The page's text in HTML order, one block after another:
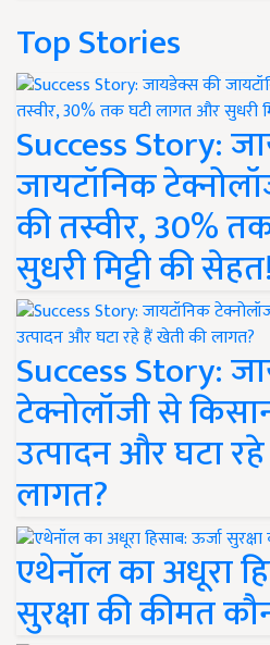
Top Stories
Success Story:
जायटॉनिक
की तस्वीर, 30%
सुधरी मिट्टी की सेहत!
Success Story:
टेक्नोलॉजी से
उत्पादन और घटा
लागत?
एथेनॉल का अधूरा
सुरक्षा की कीमत